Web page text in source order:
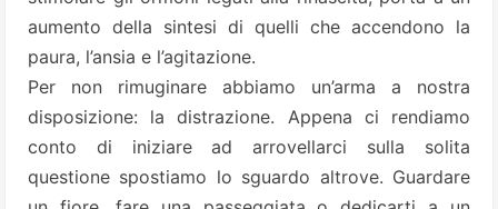
aumento della sintesi di quelli che accendono la
paura, l’ansia e l’agitazione.
Per non rimuginare abbiamo un’arma a nostra
disposizione: la distrazione. Appena ci rendiamo
conto di iniziare ad arrovellarci sulla solita
questione spostiamo lo sguardo altrove. Guardare